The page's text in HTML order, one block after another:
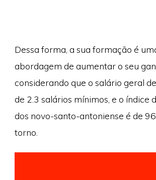
Dessa forma, a sua formação é
abordagem de aumentar o seu
considerando que o salário geral
de 2.3 salários mínimos, e o índice
dos novo-santo-antoniense é de
torno.